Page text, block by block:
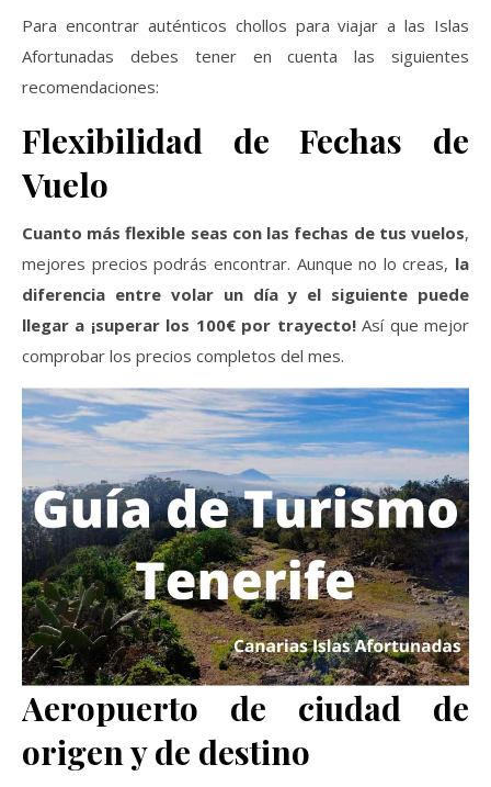
Para encontrar auténticos chollos para viajar a las Islas
Afortunadas debes tener en cuenta las siguientes
recomendaciones:
Flexibilidad de Fechas de
Vuelo
Cuanto más flexible seas con las fechas de tus vuelos,
mejores precios podrás encontrar. Aunque no lo creas, la
diferencia entre volar un día y el siguiente puede
llegar a ¡superar los 100€ por trayecto!Así que mejor
comprobar los precios completos del mes.
Aeropuerto de ciudad de
origen y de destino